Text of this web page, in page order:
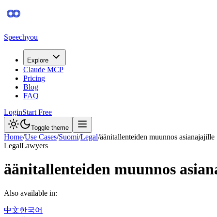
Speechyou
Explore
Claude MCP
Pricing
Blog
FAQ
LoginStart Free
Toggle theme
Home/Use Cases/Suomi/Legal/äänitallenteiden muunnos asianajajille
LegalLawyers
äänitallenteiden muunnos
Also available in:
中文한국어